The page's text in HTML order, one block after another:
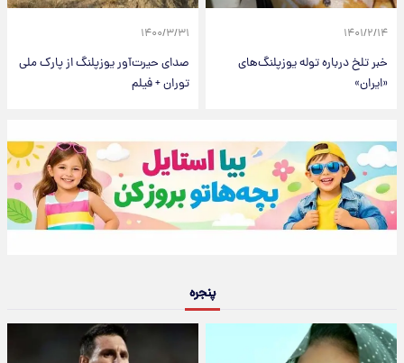
۱۴۰۱/۲/۱۴
خبر تلخ درباره توله یوزپلنگ‌های
«ایران»
۱۴۰۰/۳/۳۱
صدای حیرت‌آور یوزپلنگ از پارک ملی
توران + فیلم
پنجره